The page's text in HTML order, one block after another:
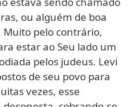
ou alguém de boa
pelo contrário,
estar ao Seu lado um
pelos judeus. Levi
de seu povo para
vezes, esse